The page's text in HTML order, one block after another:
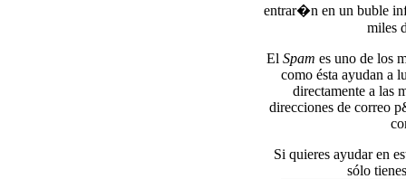
entrar�n en un buble
miles
El Spam es uno de los
como ésta ayudan a
directamente a las
direcciones de correo
Si quieres ayudar en
sólo